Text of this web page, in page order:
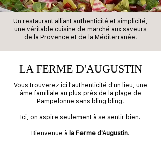
Un restaurant alliant authenticité et simplicité,
une véritable cuisine de marché aux saveurs
de la Provence et de la Méditerranée.
LA FERME D'AUGUSTIN
Vous trouverez ici l'authenticité d'un lieu, une
âme familiale au plus près de la plage de
Pampelonne sans bling bling.
Ici, on aspire seulement à se sentir bien.
Bienvenue à la Ferme d'Augustin.